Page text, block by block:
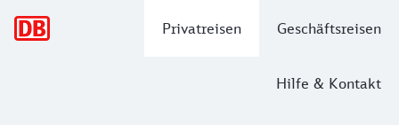
Privatreisen Geschäftsreisen
Hilfe & Kontakt